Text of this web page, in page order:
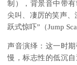
制），背景音中带
尖叫、凄厉的笑声
跃式惊吓”（Jump
声音演绎：这一时
慢，标志性的低沉